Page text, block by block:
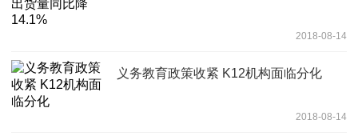
2018-08-14
义务教育政策收紧 K12机构面临分化
2018-08-14